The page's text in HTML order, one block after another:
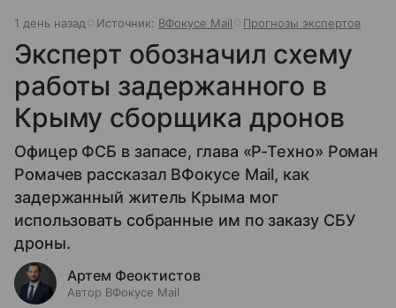
1 день назад Источник: ВФокусе Mail Прогнозы экспертов
Эксперт обозначил схему
работы задержанного в
Крыму сборщика дронов
Офицер ФСБ в запасе, глава «Р-Техно» Роман
Ромачев рассказал ВФокусе Mail, как
задержанный житель Крыма мог
использовать собранные им по заказу СБУ
дроны.
Артем Феоктистов
Автор ВФокусе Mail